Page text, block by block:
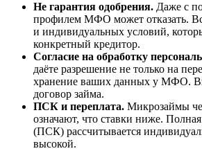
Не гарантия одобрения. Даже с
профилем МФО может отказать.
и индивидуальных условий,
конкретный кредитор.
Согласие на обработку
даёте разрешение не только на
хранение ваших данных у МФО.
договор займа.
ПСК и переплата. Микрозаймы
означают, что ставки ниже.
(ПСК) рассчитывается
высокой.